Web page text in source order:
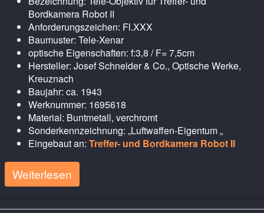
Bordkamera Robot II
Anforderungszeichen: Fl.XXX
Baumuster: Tele-Xenar
optische Eigenschaften: f:3,8 / F= 7,5cm
Hersteller: Josef Schneider & Co., Optische Werke,
Kreuznach
Baujahr: ca. 1943
Werknummer: 1695618
Material: Buntmetall, verchromt
Sonderkennzeichnung: „Luftwaffen-Eigentum „
Eingebaut an: Treffer- und Bordkamera Robot II
Weiterlesen